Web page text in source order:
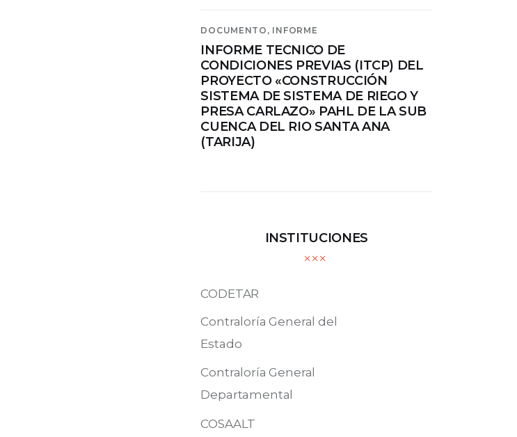
DOCUMENTO, INFORME
INFORME TECNICO DE
CONDICIONES PREVIAS (ITCP) DEL
PROYECTO «CONSTRUCCIÓN
SISTEMA DE SISTEMA DE RIEGO Y
PRESA CARLAZO» PAHL DE LA SUB
CUENCA DEL RIO SANTA ANA
(TARIJA)
INSTITUCIONES
CODETAR
Contraloría General del
Estado
Contraloría General
Departamental
COSAALT